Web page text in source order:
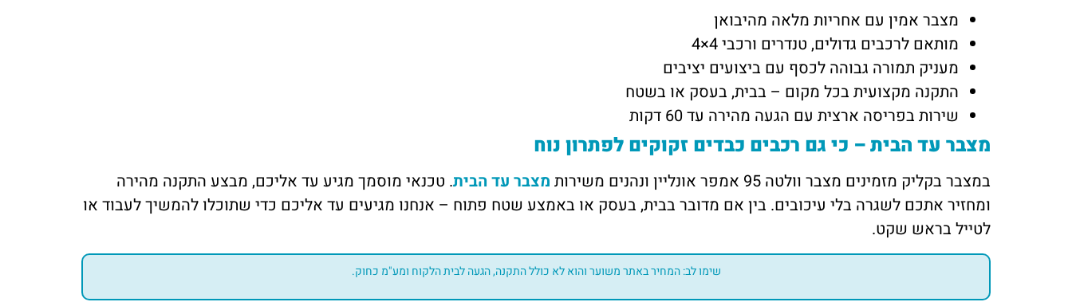
מצבר אמין עם אחריות מלאה מהיבואן
מותאם לרכבים גדולים, טנדרים ורכבי 4×4
מעניק תמורה גבוהה לכסף עם ביצועים יציבים
התקנה מקצועית בכל מקום – בבית, בעסק או בשטח
שירות בפריסה ארצית עם הגעה מהירה עד 60 דקות
מצבר עד הבית – כי גם רכבים כבדים זקוקים לפתרון נוח
במצבר בקליק מזמינים מצבר וולטה 95 אמפר אונליין ונהנים משירות מצבר עד הבית. טכנאי מוסמך מגיע עד אליכם, מבצע התקנה מהירה
ומחזיר אתכם לשגרה בלי עיכובים. בין אם מדובר בבית, בעסק או באמצע שטח פתוח – אנחנו מגיעים עד אליכם כדי שתוכלו להמשיך לעבוד או
לטייל בראש שקט.
שימו לב: המחיר באתר משוער והוא לא כולל התקנה, הגעה לבית הלקוח ומע"מ כחוק.